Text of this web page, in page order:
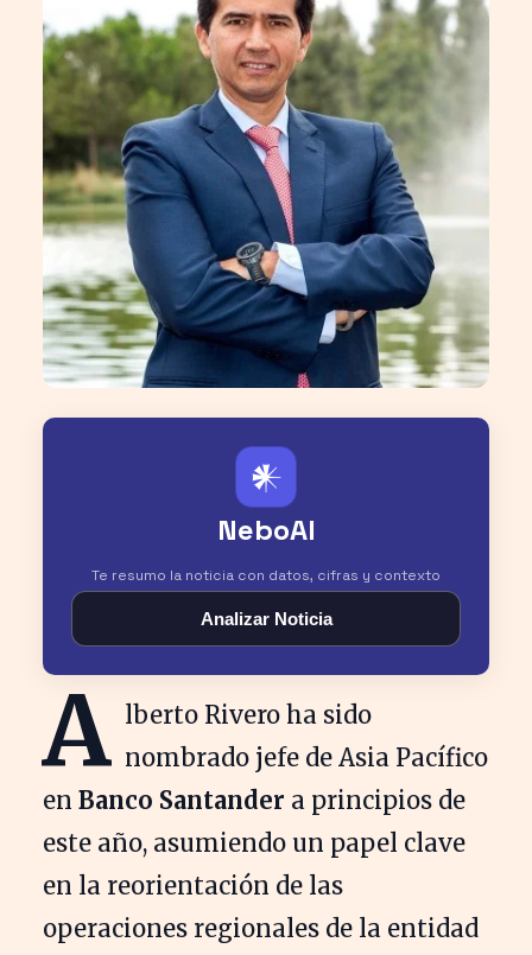
𒀭
NeboAI
Te resumo la noticia con datos, cifras y contexto
Analizar Noticia
A lberto Rivero ha sido
nombrado jefe de Asia Pacífico
en Banco Santander a principios de
este año, asumiendo un papel clave
en la reorientación de las
operaciones regionales de la entidad